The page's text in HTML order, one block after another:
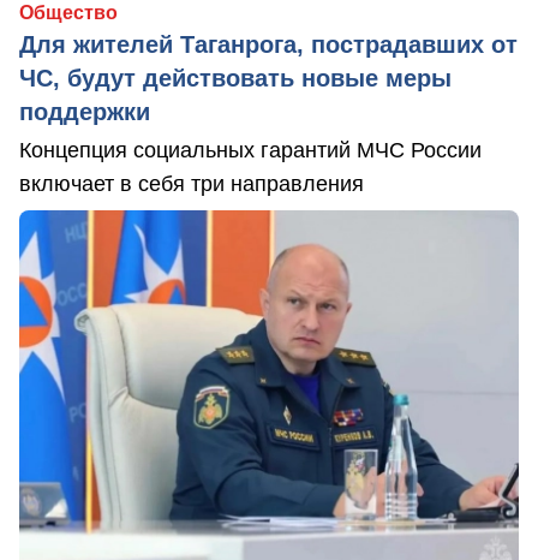
Общество
Для жителей Таганрога, пострадавших от
ЧС, будут действовать новые меры
поддержки
Концепция социальных гарантий МЧС России
включает в себя три направления